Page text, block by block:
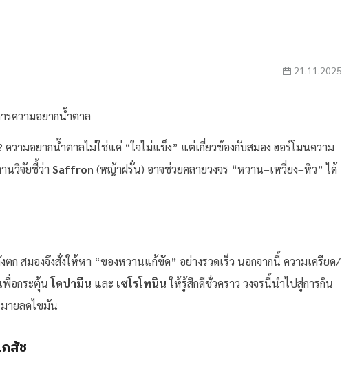
21.11.2025
ามอยากน้ำตาลไม่ใช่แค่ “ใจไม่แข็ง” แต่เกี่ยวข้องกับสมอง ฮอร์โมนความ
นวิจัยชี้ว่า Saffron (หญ้าฝรั่น) อาจช่วยคลายวงจร “หวาน–เหวี่ยง–หิว” ได้
ตก สมองจึงสั่งให้หา “ของหวานแก้ขัด” อย่างรวดเร็ว นอกจากนี้ ความเครียด/
พื่อกระตุ้นโดปามีน และ เซโรโทนินให้รู้สึกดีชั่วคราว วงจรนี้นำไปสู่การกิน
ายลดไขมัน
สัช